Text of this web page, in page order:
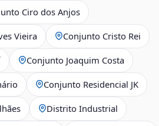
Ciro dos Anjos
Vieira Conjunto Cristo Rei
Conjunto Joaquim Costa
Conjunto Residencial JK
Distrito Industrial